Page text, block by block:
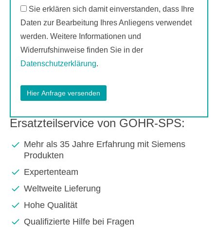
Sie erklären sich damit einverstanden, dass Ihre
Daten zur Bearbeitung Ihres Anliegens verwendet
werden. Weitere Informationen und
Widerrufshinweise finden Sie in der
Datenschutzerklärung.
Ersatzteilservice von GOHR-SPS:
Mehr als 35 Jahre Erfahrung mit Siemens
Produkten
Expertenteam
Weltweite Lieferung
Hohe Qualität
Qualifizierte Hilfe bei Fragen